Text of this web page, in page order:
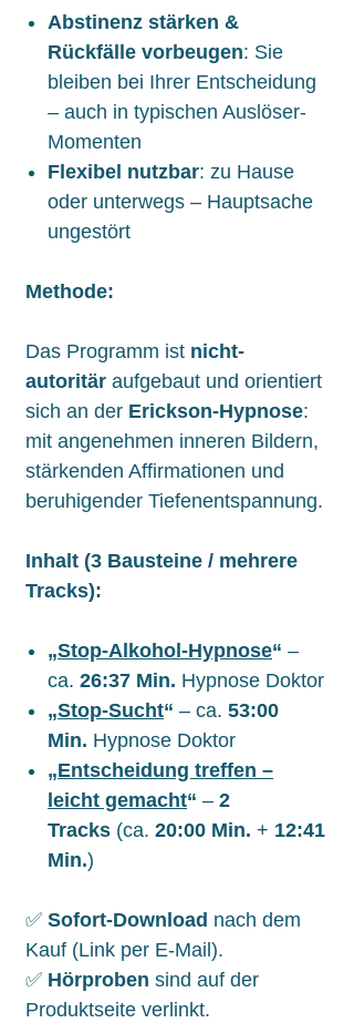
Abstinenz stärken &
Rückfälle vorbeugen: Sie
bleiben bei Ihrer Entscheidung
– auch in typischen Auslöser-
Momenten
Flexibel nutzbar: zu Hause
oder unterwegs – Hauptsache
ungestört
Methode:
Das Programm ist nicht-
autoritär aufgebaut und orientiert
sich an der Erickson-Hypnose:
mit angenehmen inneren Bildern,
stärkenden Affirmationen und
beruhigender Tiefenentspannung.
Inhalt (3 Bausteine / mehrere
Tracks):
„Stop-Alkohol-Hypnose“ –
ca. 26:37 Min. Hypnose Doktor
„Stop-Sucht“ – ca. 53:00
Min. Hypnose Doktor
„Entscheidung treffen –
leicht gemacht“ – 2
Tracks (ca. 20:00 Min. + 12:41
Min.)
✅ Sofort-Download nach dem
Kauf (Link per E-Mail).
✅ Hörproben sind auf der
Produktseite verlinkt.